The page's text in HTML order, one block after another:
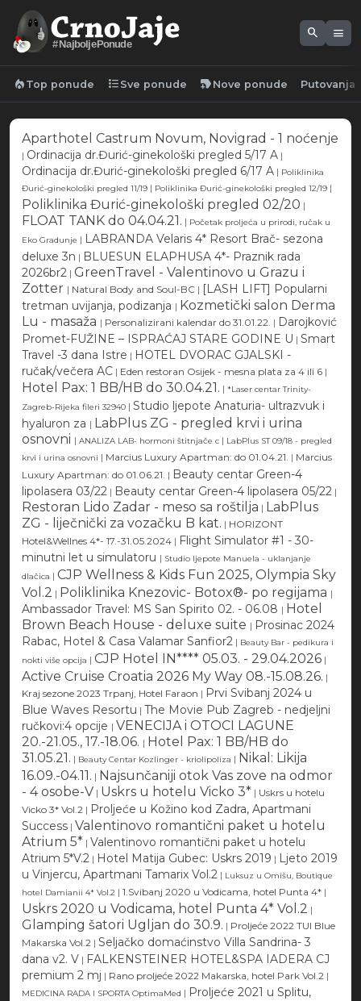
#NajboljePonude
search menu
local_fire_department Top ponude format_list_bulleted Sve ponude new_label Nove ponude Putovanja
Aparthotel Castrum Novum, Novigrad - 1 noćenje
| Ordinacija dr.Đurić-ginekološki pregled 5/17 A |
Ordinacija dr.Đurić-ginekološki pregled 6/17 A | Poliklinika
Đurić-ginekološki pregled 11/19 | Poliklinika Đurić-ginekološki pregled 12/19 |
Poliklinika Đurić-ginekološki pregled 02/20 |
FLOAT TANK do 04.04.21. | Početak proljeća u prirodi, ručak u
Eko Gradunje | LABRANDA Velaris 4* Resort Brač- sezona
deluxe 3n | BLUESUN ELAPHUSA 4*- Praznik rada
2026br2 | GreenTravel - Valentinovo u Grazu i
Zotter | Natural Body and Soul-BC | [LASH LIFT] Popularni
tretman uvijanja, podizanja | Kozmetički salon Derma
Lu - masaža | Personalizirani kalendar do 31.01.22. | Darojković
Promet-FUŽINE – ISPRAĆAJ STARE GODINE U | Smart
Travel -3 dana Istre | HOTEL DVORAC GJALSKI -
ručak/večera AC | Eden restoran Osijek - mesna plata za 4 ili 6 |
Hotel Pax: 1 BB/HB do 30.04.21. | *Laser centar Trinity-
Zagreb-Rijeka fileri 32940 | Studio ljepote Anaturia- ultrazvuk i
hyaluron za | LabPlus ZG - pregled krvi i urina
osnovni | ANALIZA LAB- hormoni štitnjače c | LabPlus ST 09/18 - pregled
krvi i urina osnovni | Marcius Luxury Apartman: do 01.04.21. | Marcius
Luxury Apartman: do 01.06.21. | Beauty centar Green-4
lipolasera 03/22 | Beauty centar Green-4 lipolasera 05/22 |
Restoran Lido Zadar - meso sa roštilja | LabPlus
ZG - liječnički za vozačku B kat. | HORIZONT
Hotel&Wellnes 4*- 17.-31.05.2024 | Flight Simulator #1 - 30-
minutni let u simulatoru | Studio ljepote Manuela - uklanjanje
dlačica | CJP Wellness & Kids Fun 2025, Olympia Sky
Vol.2 | Poliklinika Knezovic- Botox®- po regijama |
Ambassador Travel: MS San Spirito 02. - 06.08 | Hotel
Brown Beach House - deluxe suite | Prosinac 2024
Rabac, Hotel & Casa Valamar Sanfior2 | Beauty Bar - pedikura i
nokti više opcija | CJP Hotel IN**** 05.03. - 29.04.2026 |
Active Cruise Croatia 2026 My Way 08.-15.08.26. |
Kraj sezone 2023 Trpanj, Hotel Faraon | Prvi Svibanj 2024 u
Blue Waves Resortu | The Movie Pub Zagreb - nedjeljni
ručkovi:4 opcije | VENECIJA i OTOCI LAGUNE
20.-21.05., 17.-18.06. | Hotel Pax: 1 BB/HB do
31.05.21. | Beauty Centar Kozlinger - kriolipoliza | Nikal: Likija
16.09.-04.11. | Najsunčaniji otok Vas zove na odmor
- 4 osobe-V | Uskrs u hotelu Vicko 3* | Uskrs u hotelu
Vicko 3* Vol.2 | Proljeće u Kožino kod Zadra, Apartmani
Success | Valentinovo romantični paket u hotelu
Atrium 5* | Valentinovo romantični paket u hotelu
Atrium 5*V.2 | Hotel Matija Gubec: Uskrs 2019 | Ljeto 2019
u Vinjercu, Apartmani Tamarix Vol.2 | Luksuz u Omišu, Boutique
hotel Damianii 4* Vol.2 | 1.Svibanj 2020 u Vodicama, hotel Punta 4* |
Uskrs 2020 u Vodicama, hotel Punta 4* Vol.2 |
Glamping šatori Ugljan do 30.9. | Proljeće 2022 TUI Blue
Makarska Vol.2 | Seljačko domaćinstvo Villa Sandrina- 3
dana v2. V | FALKENSTEINER HOTEL&SPA IADERA CJ
premium 2 mj | Rano proljeće 2022 Makarska, hotel Park Vol.2 |
MEDICINA RADA I SPORTA OptimaMed | Proljeće 2021 u Splitu,